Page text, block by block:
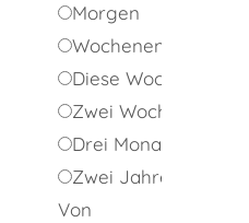
Morgen
Wochenende
Diese Woche
Zwei Wochen
Drei Monate
Zwei Jahre
Von